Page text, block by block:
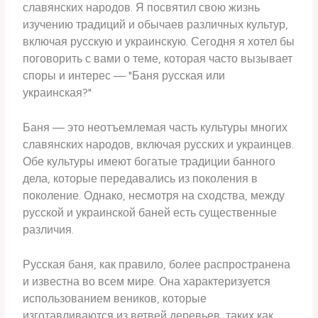
славянских народов. Я посвятил свою жизнь
изучению традиций и обычаев различных культур,
включая русскую и украинскую. Сегодня я хотел бы
поговорить с вами о теме, которая часто вызывает
споры и интерес — "Баня русская или
украинская?"
Баня — это неотъемлемая часть культуры многих
славянских народов, включая русских и украинцев.
Обе культуры имеют богатые традиции банного
дела, которые передавались из поколения в
поколение. Однако, несмотря на сходства, между
русской и украинской баней есть существенные
различия.
Русская баня, как правило, более распространена
и известна во всем мире. Она характеризуется
использованием веников, которые